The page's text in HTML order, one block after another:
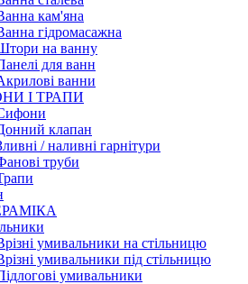
кам'яна
гідромасажна
на ванну
для ванн
ванни
І ТРАПИ
клапан
/ наливні гарнітури
труби
умивальники на стільницю
умивальники під стільницю
умивальники